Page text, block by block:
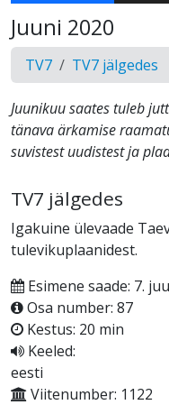
Juuni 2020
TV7 TV7 jälgedes
Juunikuu saates tuleb
tänava ärkamise
suvistest uudistest ja
TV7 jälgedes
Igakuine ülevaade
tulevikuplaanidest.
Esimene saade: 7.
Osa number: 87
Kestus: 20 min
Keeled:
eesti
Viitenumber: 1122